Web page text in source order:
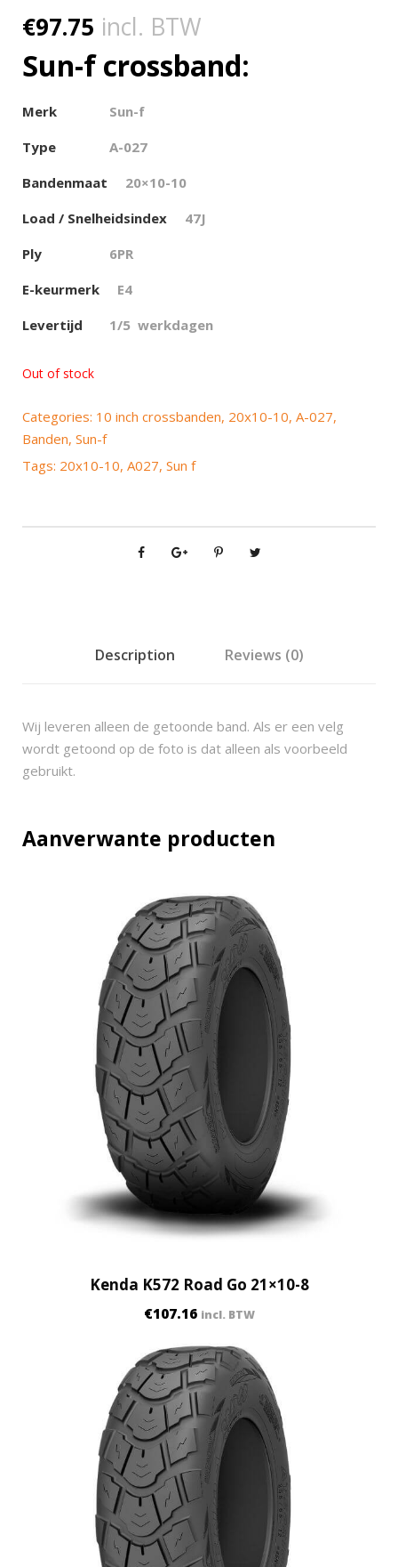
€97.75 incl. BTW
Sun-f crossband:
Merk
Sun-f
Type
A-027
Bandenmaat
20×10-10
Load / Snelheidsindex
47J
Ply
6PR
E-keurmerk
E4
Levertijd
1/5 werkdagen
Out of stock
Categories: 10 inch crossbanden, 20x10-10, A-027,
Banden, Sun-f
Tags: 20x10-10, A027, Sun f
Description Reviews (0)
Wij leveren alleen de getoonde band. Als er een velg
wordt getoond op de foto is dat alleen als voorbeeld
gebruikt.
Aanverwante producten
Kenda K572 Road Go 21×10-8
€107.16 incl. BTW